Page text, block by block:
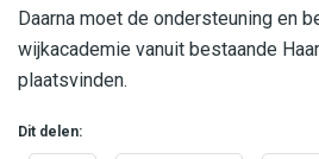
Daarna moet de ondersteuning en
wijkacademie vanuit bestaande
plaatsvinden.
Dit delen: